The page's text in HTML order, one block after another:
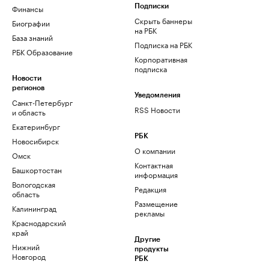
Финансы
Биографии
База знаний
РБК Образование
Новости
регионов
Санкт-Петербург
и область
Екатеринбург
Новосибирск
Омск
Башкортостан
Вологодская
область
Калининград
Краснодарский
край
Нижний
Новгород
Подписки
Скрыть баннеры
на РБК
Подписка на РБК
Корпоративная
подписка
Уведомления
RSS Новости
РБК
О компании
Контактная
информация
Редакция
Размещение
рекламы
Другие
продукты
РБК